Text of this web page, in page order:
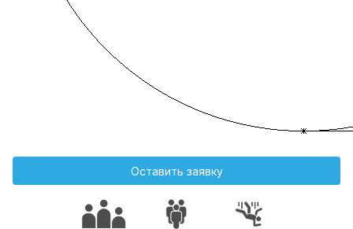
Оставить заявку